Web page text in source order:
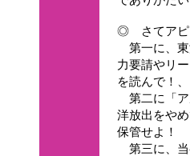
◎ さてアピ
第一に、東
力要請やリ
を読んで！、
第二に「ア
洋放出をや
保管せよ！
第三に、当